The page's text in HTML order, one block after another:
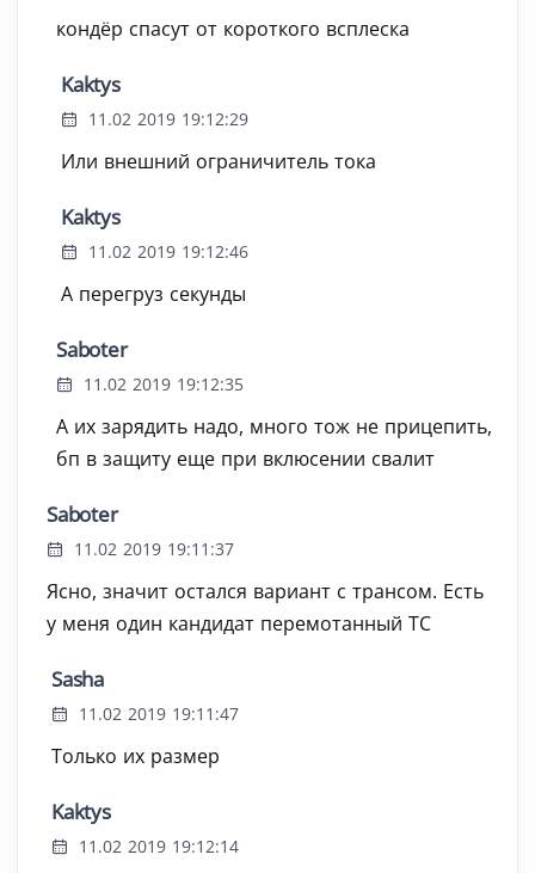
кондёр спасут от короткого всплеска
Kaktys
11.02 2019 19:12:29
Или внешний ограничитель тока
Kaktys
11.02 2019 19:12:46
А перегруз секунды
Saboter
11.02 2019 19:12:35
А их зарядить надо, много тож не прицепить,
бп в защиту еще при вклюсении свалит
Saboter
11.02 2019 19:11:37
Ясно, значит остался вариант с трансом. Есть
у меня один кандидат перемотанный ТС
Sasha
11.02 2019 19:11:47
Только их размер
Kaktys
11.02 2019 19:12:14